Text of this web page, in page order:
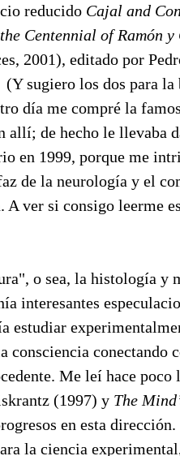
reducido Cajal and
Centennial of Ramón y
2001), editado por
(Y sugiero los dos para
día me compré la
de hecho le llevaba
en 1999, porque me
de la neurología y el
ver si consigo leerme
o sea, la histología y
interesantes
estudiar
consciencia conectando
Me leí hace poco
(1997) y The
en esta
la ciencia